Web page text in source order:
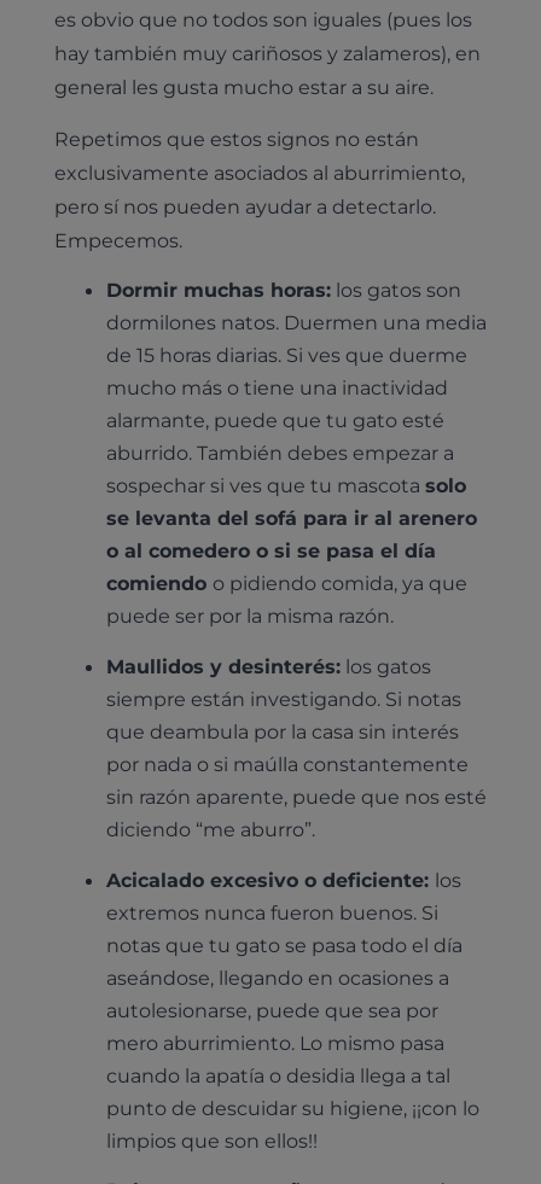
es obvio que no todos son iguales (pues los
hay también muy cariñosos y zalameros), en
general les gusta mucho estar a su aire.
Repetimos que estos signos no están
exclusivamente asociados al aburrimiento,
pero sí nos pueden ayudar a detectarlo.
Empecemos.
Dormir muchas horas: los gatos son
dormilones natos. Duermen una media
de 15 horas diarias. Si ves que duerme
mucho más o tiene una inactividad
alarmante, puede que tu gato esté
aburrido. También debes empezar a
sospechar si ves que tu mascotasolo
se levanta del sofá para ir al arenero
o al comedero o si se pasa el día
comiendo o pidiendo comida, ya que
puede ser por la misma razón.
Maullidos y desinterés: los gatos
siempre están investigando. Si notas
que deambula por la casa sin interés
por nada o si maúlla constantemente
sin razón aparente, puede que nos esté
diciendo “me aburro”.
Acicalado excesivo o deficiente: los
extremos nunca fueron buenos. Si
notas que tu gato se pasa todo el día
aseándose, llegando en ocasiones a
autolesionarse, puede que sea por
mero aburrimiento. Lo mismo pasa
cuando la apatía o desidia llega a tal
punto de descuidar su higiene, ¡¡con lo
limpios que son ellos!!